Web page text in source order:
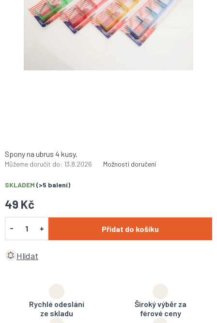
49 Kč
SKLADEM (>5 balení)
Můžeme doručit do: 13.8.2026 Možnosti doručení
Přidat do košíku
Spony na ubrus 4 kusy.
Hlídat
Rychlé odeslání
ze skladu
Široký výběr za
férové ceny